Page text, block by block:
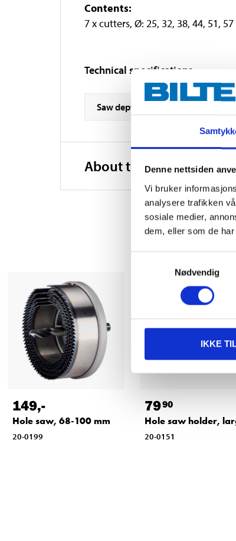
Denne nettsiden
Vi bruker
analysere trafikken
sosiale medier,
dem, eller som de
Nødvendig
IKKE
Contents:
7 x cutters, Ø: 25, 32, 38, 44, 51,
Technical specifications
Saw depth
About the manufacturer
149,-
Hole saw, 68-100 mm
20-0199
7990
Hole saw holder,
20-0151